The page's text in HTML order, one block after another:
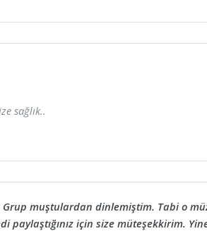
sağlık..
muştulardan dinlemiştim. Tabi o
paylaştığınız için size müteşekkirim.